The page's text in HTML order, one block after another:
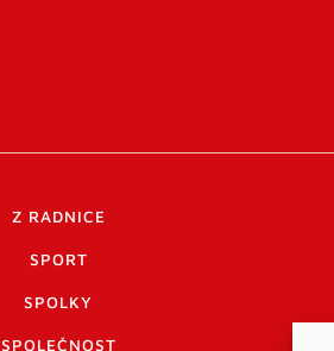
Z RADNICE
SPORT
SPOLKY
SPOLEČNOST